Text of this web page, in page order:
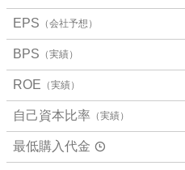
EPS （会社予想）
BPS （実績）
ROE （実績）
自己資本比率 （実績）
最低購入代金